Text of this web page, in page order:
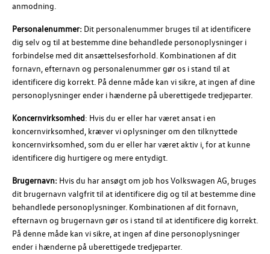
anmodning.
Personalenummer: Dit personalenummer bruges til at identificere
dig selv og til at bestemme dine behandlede personoplysninger i
forbindelse med dit ansættelsesforhold. Kombinationen af dit
fornavn, efternavn og personalenummer gør os i stand til at
identificere dig korrekt. På denne måde kan vi sikre, at ingen af dine
personoplysninger ender i hænderne på uberettigede tredjeparter.
Koncernvirksomhed: Hvis du er eller har været ansat i en
koncernvirksomhed, kræver vi oplysninger om den tilknyttede
koncernvirksomhed, som du er eller har været aktiv i, for at kunne
identificere dig hurtigere og mere entydigt.
Brugernavn: Hvis du har ansøgt om job hosVolkswagen AG, bruges
dit brugernavn valgfrit til at identificere dig og til at bestemme dine
behandlede personoplysninger. Kombinationen af dit fornavn,
efternavn og brugernavn gør os i stand til at identificere dig korrekt.
På denne måde kan vi sikre, at ingen af dine personoplysninger
ender i hænderne på uberettigede tredjeparter.